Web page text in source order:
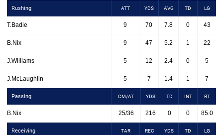
Rushing ATT YDS AVG TD LG
T.Badie 9 70 7.8 0 43
B.Nix 9 47 5.2 1 22
J.Williams 5 12 2.4 0 5
J.McLaughlin 5 7 1.4 1 7
Passing CM/AT YDS TD INT RT
B.Nix 25/36 216 0 0 85.0
Receiving TAR REC YDS TD LG